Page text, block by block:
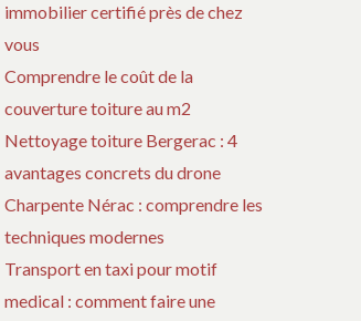
immobilier certifié près de chez
vous
Comprendre le coût de la
couverture toiture au m2
Nettoyage toiture Bergerac : 4
avantages concrets du drone
Charpente Nérac : comprendre les
techniques modernes
Transport en taxi pour motif
medical : comment faire une